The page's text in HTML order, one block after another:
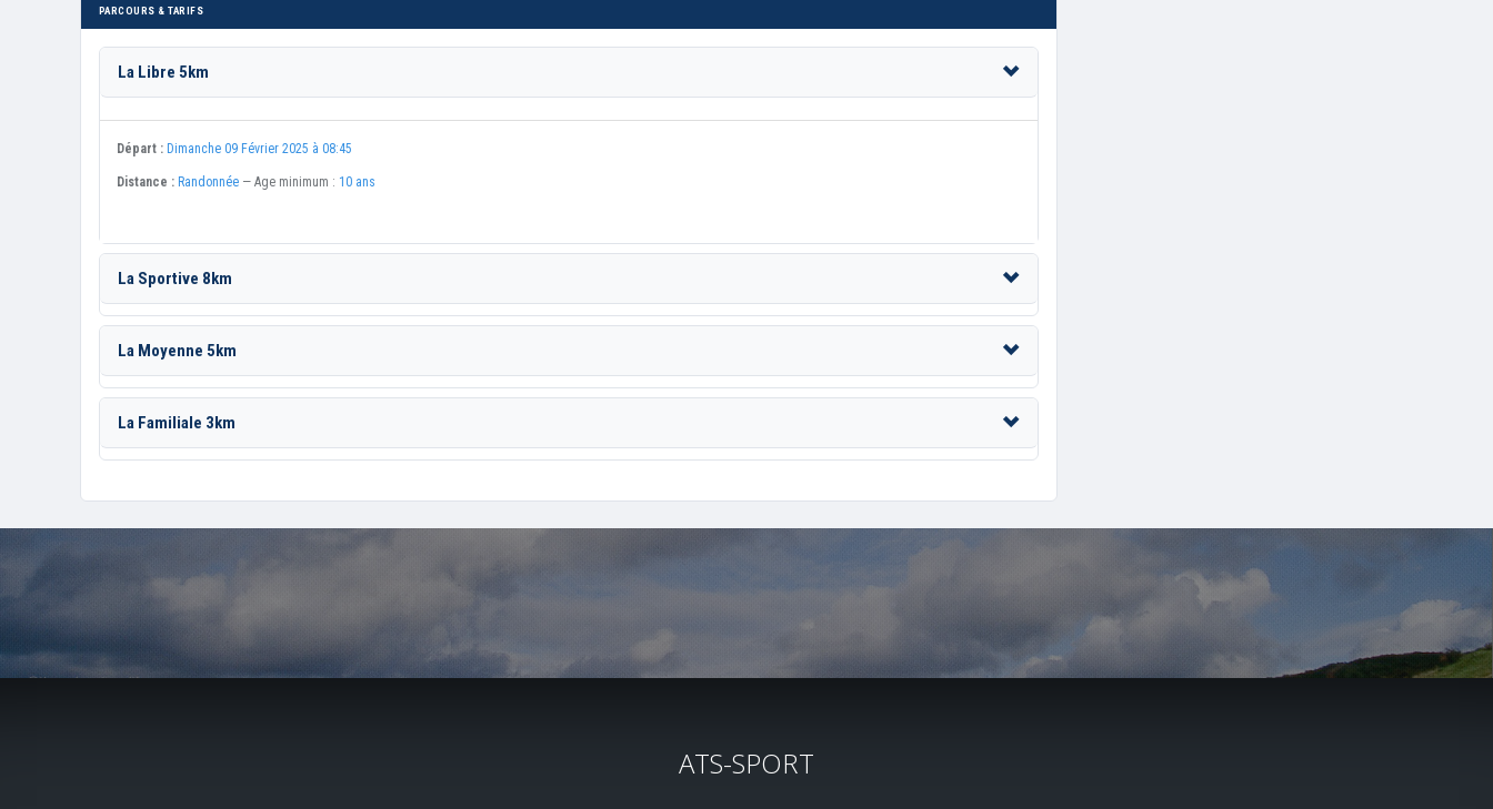
PARCOURS & TARIFS
La Libre 5km
Départ : Dimanche 09 Février 2025 à 08:45
Distance : Randonnée — Age minimum : 10 ans
La Sportive 8km
La Moyenne 5km
La Familiale 3km
ATS-SPORT